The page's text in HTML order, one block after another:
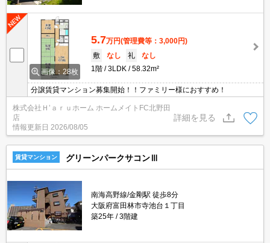
画像：28枚
5.7万円(管理費等：3,000円)
敷
なし 礼
なし
1階
3LDK 58.32m²
分譲賃貸マンション募集開始！！ファミリー様におすすめ！
株式会社Ｈ’ａｒｕホーム ホームメイトFC北野田
店
情報更新日 2026/08/05
詳細を見る
賃貸マンション グリーンパークサコンⅢ
南海高野線/金剛駅 徒歩8分
大阪府富田林市寺池台１丁目
築25年
3階建